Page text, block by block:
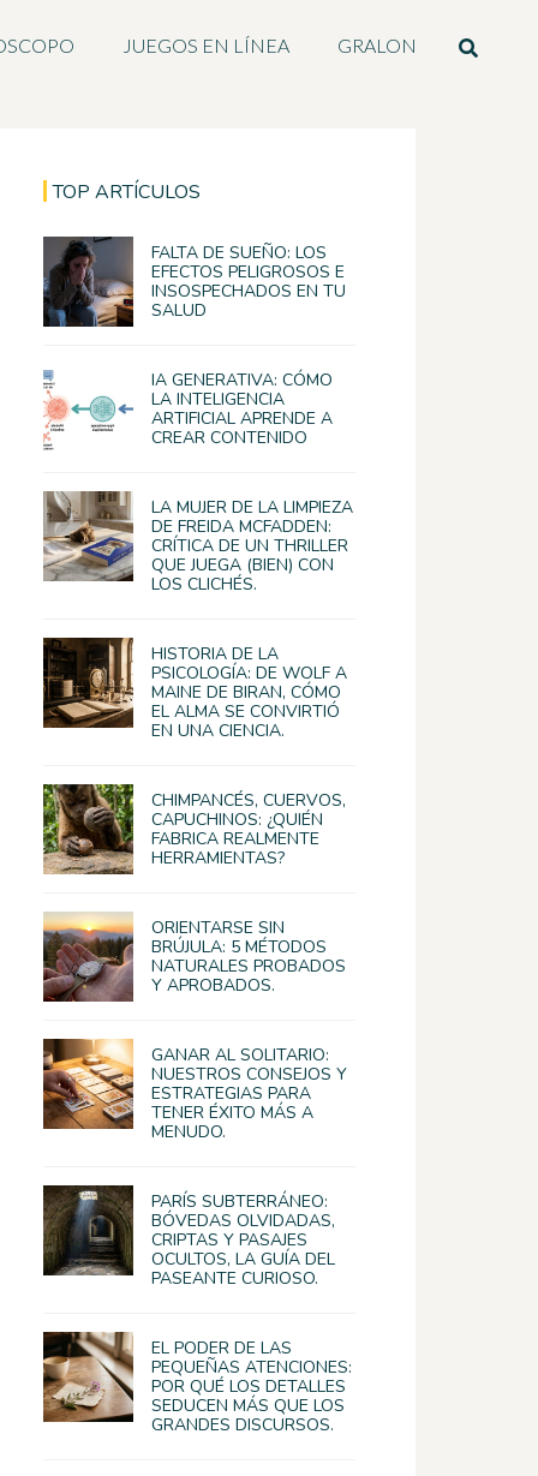
JUEGOS EN LÍNEA GRALON
TOP ARTÍCULOS
FALTA DE SUEÑO: LOS
EFECTOS PELIGROSOS E
INSOSPECHADOS EN TU
SALUD
IA GENERATIVA: CÓMO
LA INTELIGENCIA
ARTIFICIAL APRENDE A
CREAR CONTENIDO
LA MUJER DE LA LIMPIEZA
DE FREIDA MCFADDEN:
CRÍTICA DE UN THRILLER
QUE JUEGA (BIEN) CON
LOS CLICHÉS.
HISTORIA DE LA
PSICOLOGÍA: DE WOLF A
MAINE DE BIRAN, CÓMO
EL ALMA SE CONVIRTIÓ
EN UNA CIENCIA.
CHIMPANCÉS, CUERVOS,
CAPUCHINOS: ¿QUIÉN
FABRICA REALMENTE
HERRAMIENTAS?
ORIENTARSE SIN
BRÚJULA: 5 MÉTODOS
NATURALES PROBADOS
Y APROBADOS.
GANAR AL SOLITARIO:
NUESTROS CONSEJOS Y
ESTRATEGIAS PARA
TENER ÉXITO MÁS A
MENUDO.
PARÍS SUBTERRÁNEO:
BÓVEDAS OLVIDADAS,
CRIPTAS Y PASAJES
OCULTOS, LA GUÍA DEL
PASEANTE CURIOSO.
EL PODER DE LAS
PEQUEÑAS ATENCIONES:
POR QUÉ LOS DETALLES
SEDUCEN MÁS QUE LOS
GRANDES DISCURSOS.